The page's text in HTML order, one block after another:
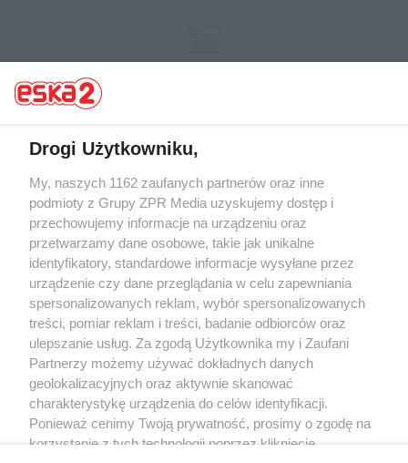
Żaden utwór zamieszczony w serwisie nie może być powielany i
rozpowszechniany lub dalej rozpowszechniany w jakikolwiek sposób (w
tym także elektroniczny lub mechaniczny) na jakimkolwiek polu
eksploatacji w jakiejkolwiek formie, włącznie z umieszczaniem w Internecie
bez pisemnej zgody właściciela praw. Jakiekolwiek użycie lub
wykorzystanie utworów w całości lub w części z naruszeniem prawa, tzn.
bez właściwej zgody, jest zabronione pod groźbą kary i może być ścigane
prawnie.
Informacje prawne
Drogi Użytkowniku,
My, naszych 1162 zaufanych partnerów oraz inne
podmioty z Grupy ZPR Media uzyskujemy dostęp i
przechowujemy informacje na urządzeniu oraz
przetwarzamy dane osobowe, takie jak unikalne
identyfikatory, standardowe informacje wysyłane przez
urządzenie czy dane przeglądania w celu zapewniania
spersonalizowanych reklam, wybór spersonalizowanych
treści, pomiar reklam i treści, badanie odbiorców oraz
ulepszanie usług. Za zgodą Użytkownika my i Zaufani
Partnerzy możemy używać dokładnych danych
geolokalizacyjnych oraz aktywnie skanować
charakterystykę urządzenia do celów identyfikacji.
Ponieważ cenimy Twoją prywatność, prosimy o zgodę na
korzystanie z tych technologii poprzez kliknięcie